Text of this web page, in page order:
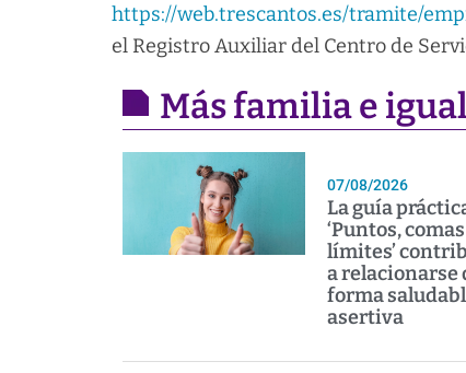
https://web.trescantos.es/tramite/
el Registro Auxiliar del Centro de
Más familia e
07/08/2026
La guía
‘Puntos,
límites’
a relacionarse
forma
asertiva